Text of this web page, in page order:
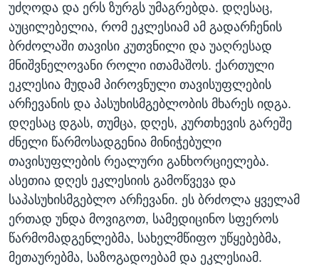
უძღოდა და ერს ზურგს უმაგრებდა. დღესაც,
აუცილებელია, რომ ეკლესიამ ამ გადარჩენის
ბრძოლაში თავისი კუთვნილი და უაღრესად
მნიშვნელოვანი როლი ითამაშოს. ქართული
ეკლესია მუდამ პიროვნული თავისუფლების
არჩევანის და პასუხისმგებლობის მხარეს იდგა.
დღესაც დგას, თუმცა, დღეს, კურთხევის გარეშე
ძნელი წარმოსადგენია მინიჭებული
თავისუფლების რეალური განხორციელება.
ასეთია დღეს ეკლესიის გამოწვევა და
საპასუხისმგებლო არჩევანი. ეს ბრძოლა ყველამ
ერთად უნდა მოვიგოთ, სამედიცინო სფეროს
წარმომადგენლებმა, სახელმწიფო უწყებებმა,
მეთაურებმა, საზოგადოებამ და ეკლესიამ.